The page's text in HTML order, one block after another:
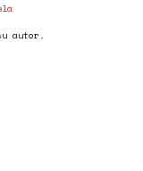
autor.